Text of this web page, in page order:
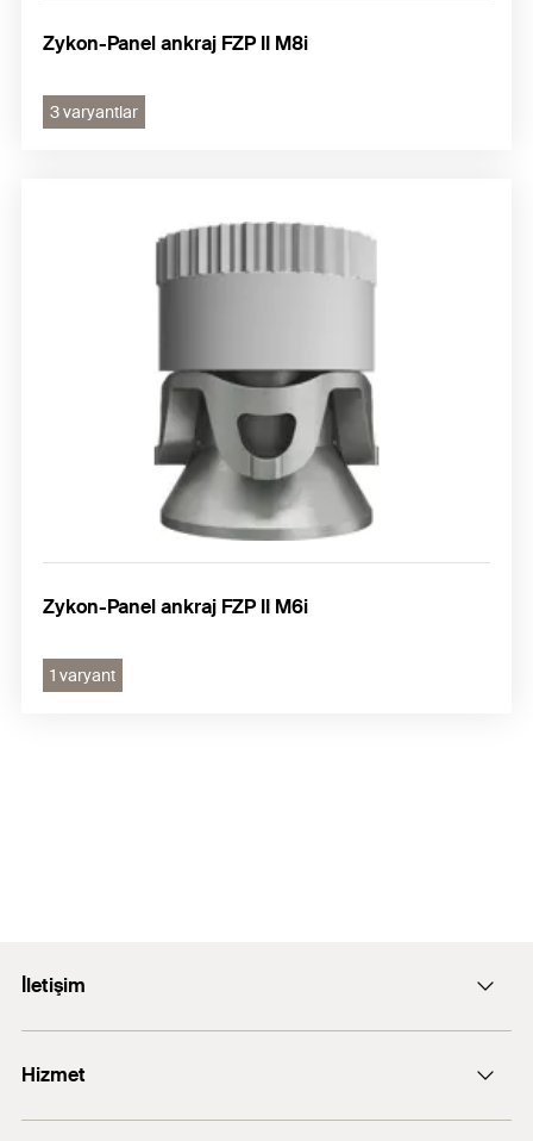
Zykon-Panel ankraj FZP II M8i
3 varyantlar
Zykon-Panel ankraj FZP II M6i
1 varyant
İletişim
+90 216 326 0066
Hizmet